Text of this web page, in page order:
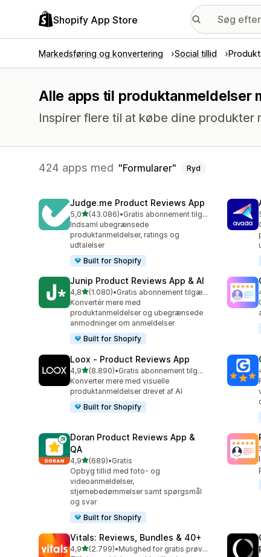
Shopify App Store
Markedsføring og konvertering Social tillid
Alle apps til produktanmeldelser
Inspirer flere til at købe dine produkter
424 apps med Formularer Ryd
Judge.me Product Reviews App
5,0ud af 5 stjerner
(43.086)
43086 anmeldelser i alt
•
Gratis abonnement tilgængeligt
Indsaml ubegrænsede
produktanmeldelser, ratings og
udtalelser
Built for Shopify
Junip Product Reviews App & AI
4,8ud af 5 stjerner
(1.080)
1080 anmeldelser i alt
•
Gratis abonnement tilgængeligt
Konvertér mere med
produktanmeldelser og ubegrænsede
anmodninger om anmeldelser
Built for Shopify
Loox ‑ Product Reviews App
4,9ud af 5 stjerner
(8.890)
8890 anmeldelser i alt
•
Gratis abonnement tilgængeligt
Konverter mere med visuelle
produktanmeldelser drevet af AI
Built for Shopify
Doran Product Reviews App &
QA
4,9ud af 5 stjerner
(689)
689 anmeldelser i alt
•Gratis
Opbyg tillid med foto- og
videoanmeldelser,
stjernebedømmelser samt spørgsmål
og svar
Built for Shopify
Vitals: Reviews, Bundles & 40+
4,9ud af 5 stjerner
(2.799)
2799 anmeldelser i alt
•
Mulighed for gratis prøveperiode